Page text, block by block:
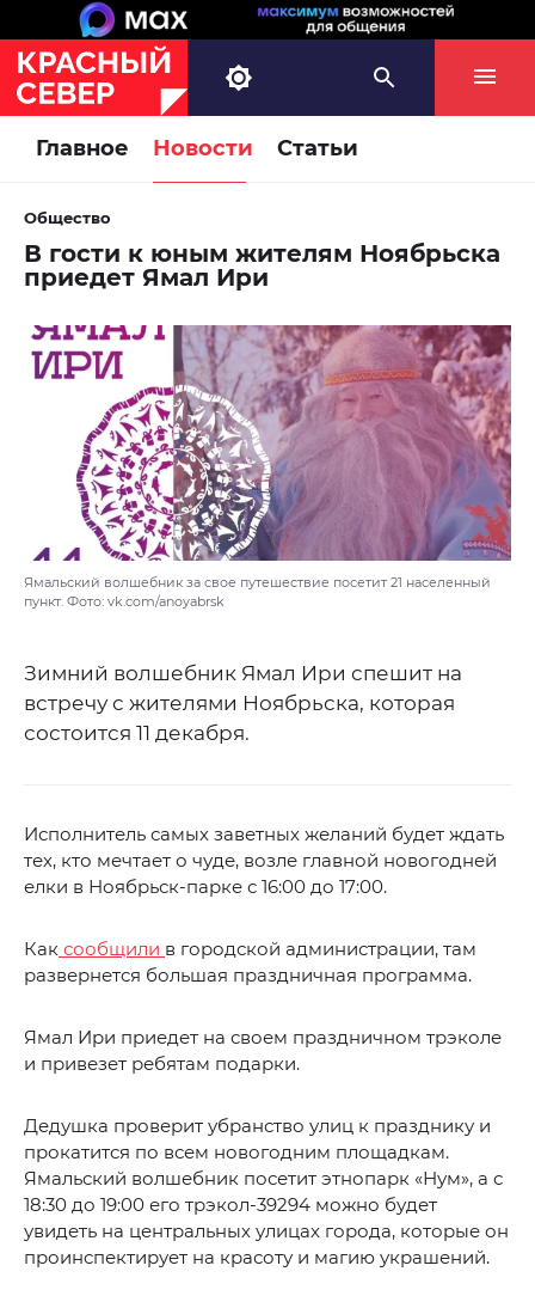
Главное Новости Статьи
Общество
В гости к юным жителям Ноябрьска
приедет Ямал Ири
Ямальский волшебник за свое путешествие посетит 21 населенный
пункт. Фото: vk.com/anoyabrsk
Зимний волшебник Ямал Ири спешит на
встречу с жителями Ноябрьска, которая
состоится 11 декабря.
Исполнитель самых заветных желаний будет ждать
тех, кто мечтает о чуде, возле главной новогодней
елки в Ноябрьск-парке с 16:00 до 17:00.
Как сообщили в городской администрации, там
развернется большая праздничная программа.
Ямал Ири приедет на своем праздничном трэколе
и привезет ребятам подарки.
Дедушка проверит убранство улиц к празднику и
прокатится по всем новогодним площадкам.
Ямальский волшебник посетит этнопарк «Нум», а с
18:30 до 19:00 его трэкол-39294 можно будет
увидеть на центральных улицах города, которые он
проинспектирует на красоту и магию украшений.